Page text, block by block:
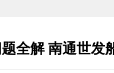
全解 南通世发